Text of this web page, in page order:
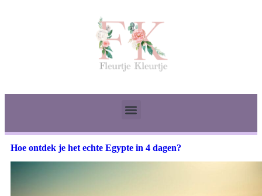
Hoe ontdek je het echte Egypte in 4 dagen?